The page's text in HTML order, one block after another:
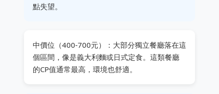
點失望。
中價位（400-700元）：大部分獨立餐廳落在這
個區間，像是義大利麵或日式定食。這類餐廳
的CP值通常最高，環境也舒適。